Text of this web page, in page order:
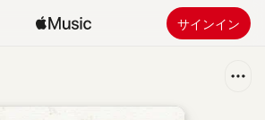
サインイン